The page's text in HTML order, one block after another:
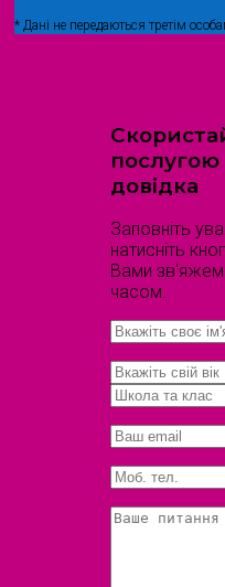
* Дані не передаються третім
послугою
довідка
Заповніть
натисніть
Вами
часом.